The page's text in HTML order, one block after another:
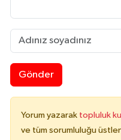
Gönder
Yorum yazarak topluluk
ve tüm sorumluluğu